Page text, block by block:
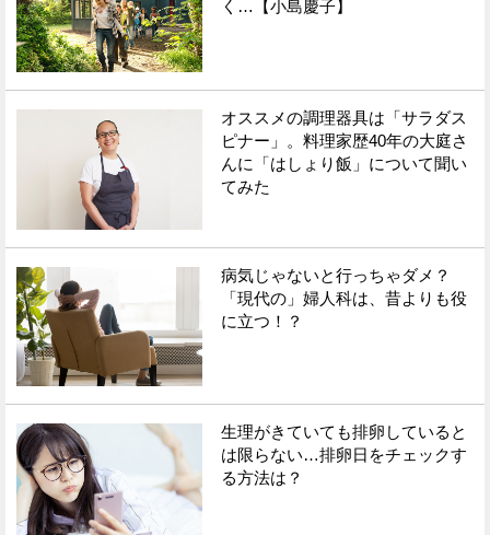
く…【小島慶子】
オススメの調理器具は「サラダス
ピナー」。料理家歴40年の大庭さ
んに「はしょり飯」について聞い
てみた
病気じゃないと行っちゃダメ？
「現代の」婦人科は、昔よりも役
に立つ！？
生理がきていても排卵していると
は限らない…排卵日をチェックす
る方法は？